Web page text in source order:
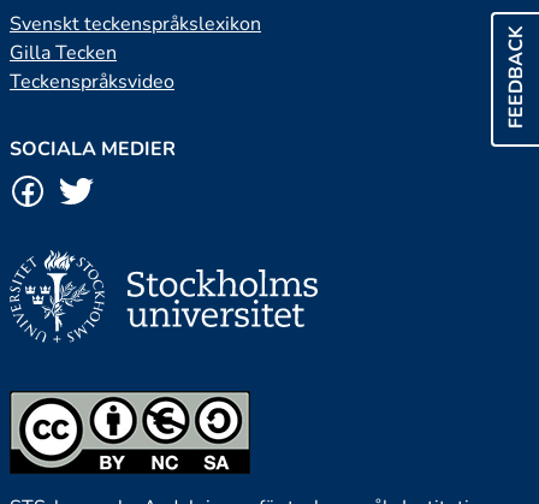
FEEDBACK
Svenskt teckenspråkslexikon
Gilla Tecken
Teckenspråksvideo
SOCIALA MEDIER